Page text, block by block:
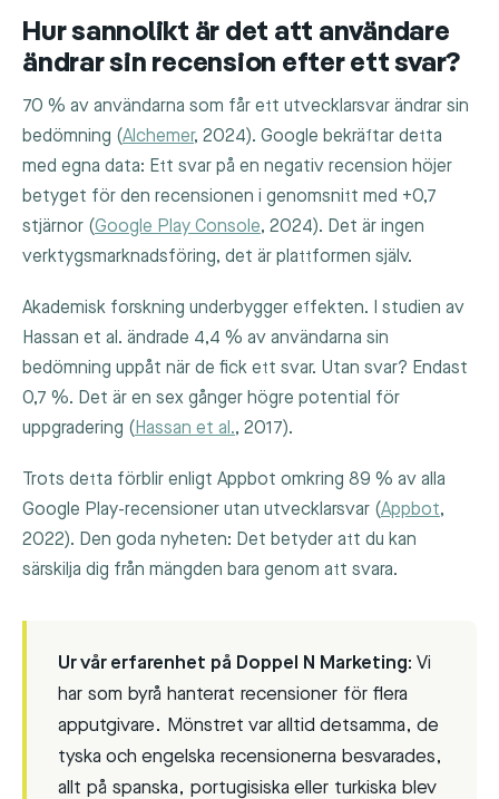
Hur sannolikt är det att användare
ändrar sin recension efter ett svar?
70 % av användarna som får ett utvecklarsvar ändrar sin
bedömning (Alchemer, 2024). Google bekräftar detta
med egna data: Ett svar på en negativ recension höjer
betyget för den recensionen i genomsnitt med +0,7
stjärnor (Google Play Console, 2024). Det är ingen
verktygsmarknadsföring, det är plattformen själv.
Akademisk forskning underbygger effekten. I studien av
Hassan et al. ändrade 4,4 % av användarna sin
bedömning uppåt när de fick ett svar. Utan svar? Endast
0,7 %. Det är en sex gånger högre potential för
uppgradering (Hassan et al., 2017).
Trots detta förblir enligt Appbot omkring 89 % av alla
Google Play-recensioner utan utvecklarsvar (Appbot,
2022). Den goda nyheten: Det betyder att du kan
särskilja dig från mängden bara genom att svara.
Ur vår erfarenhet på Doppel N Marketing: Vi
har som byrå hanterat recensioner för flera
apputgivare. Mönstret var alltid detsamma, de
tyska och engelska recensionerna besvarades,
allt på spanska, portugisiska eller turkiska blev